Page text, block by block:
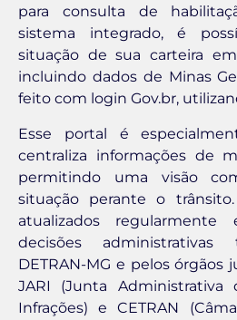
para consulta de
sistema integrado, é
situação de sua carteira
incluindo dados de Minas
feito com login Gov.br,
Esse portal é
centraliza informações de
permitindo uma visão
situação perante o
atualizados
decisões administrativas
DETRAN-MG e pelos órgãos
JARI (Junta Administrativa
Infrações) e CETRAN